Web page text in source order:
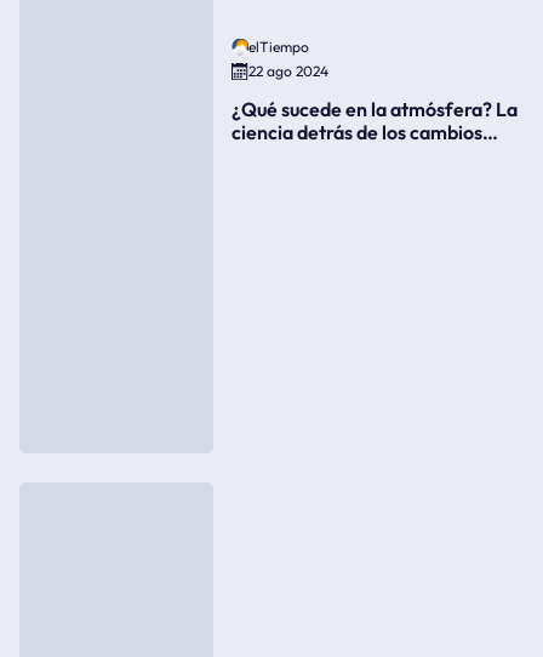
elTiempo
22 ago 2024
¿Qué sucede en la atmósfera? La
ciencia detrás de los cambios